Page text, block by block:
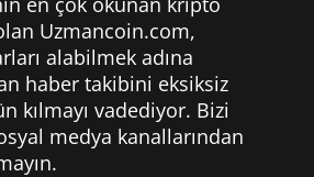
Uzmancoin.com,
alabilmek adına
haber takibini eksiksiz
kılmayı vadediyor. Bizi
medya kanallarından